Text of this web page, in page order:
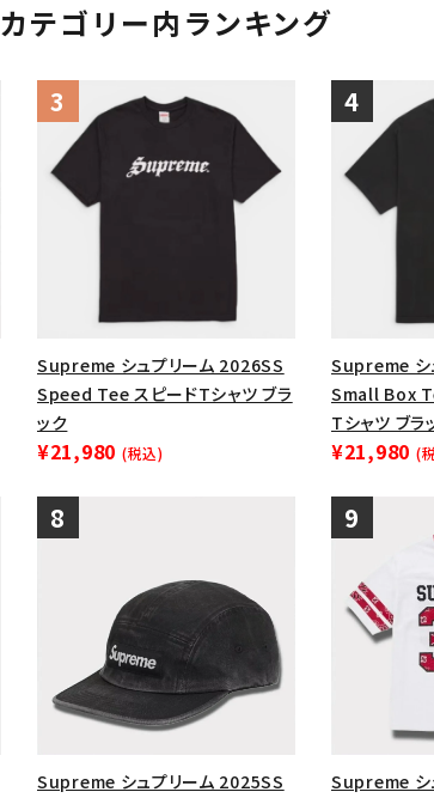
カテゴリー内ランキング
Supreme シュプリーム 2026SS
Speed Tee スピードTシャツ ブラ
ック
¥21,980 (税込)
Supreme シ
Small Box
Tシャツ ブラ
¥21,980 (
Supreme シュプリーム 2025SS Supreme シ